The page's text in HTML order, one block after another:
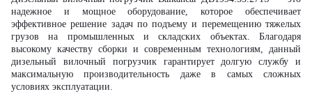
надежное и мощное оборудование, которое обеспечивает
эффективное решение задач по подъему и перемещению тяжелых
грузов на промышленных и складских объектах. Благодаря
высокому качеству сборки и современным технологиям, данный
дизельный вилочный погрузчик гарантирует долгую службу и
максимальную производительность даже в самых сложных
условиях эксплуатации.